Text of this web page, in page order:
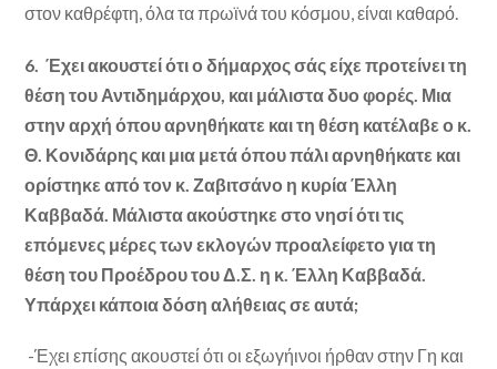
στον καθρέφτη, όλα τα πρωϊνά του κόσμου, είναι καθαρό.
6. Έχει ακουστεί ότι ο δήμαρχος σάς είχε προτείνει τη
θέση του Αντιδημάρχου, και μάλιστα δυο φορές. Μια
στην αρχή όπου αρνηθήκατε και τη θέση κατέλαβε ο κ.
Θ. Κονιδάρης και μια μετά όπου πάλι αρνηθήκατε και
ορίστηκε από τον κ. Ζαβιτσάνο η κυρία Έλλη
Καββαδά. Μάλιστα ακούστηκε στο νησί ότι τις
επόμενες μέρες των εκλογών προαλείφετο για τη
θέση του Προέδρου του Δ.Σ. η κ. Έλλη Καββαδά.
Υπάρχει κάποια δόση αλήθειας σε αυτά;
-Έχει επίσης ακουστεί ότι οι εξωγήινοι ήρθαν στην Γη και